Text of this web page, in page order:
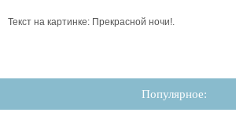
Текст на картинке: Прекрасной ночи!.
Популярное: